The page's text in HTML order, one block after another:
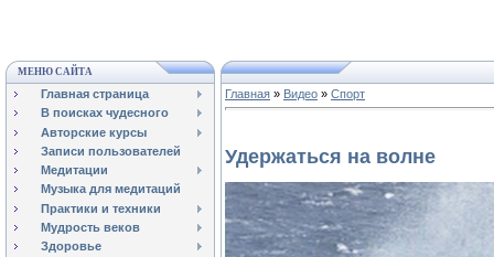
МЕНЮ САЙТА
Главная страница
В поисках чудесного
Авторские курсы
Записи пользователей
Медитации
Музыка для медитаций
Практики и техники
Мудрость веков
Здоровье
Главная » Видео » Спорт
Удержаться на волне